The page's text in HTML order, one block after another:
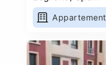
Appartement